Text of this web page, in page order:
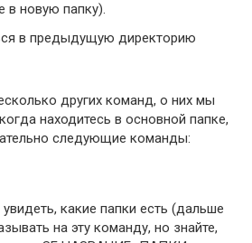
в новую папку).
в предыдущую директорию
других команд, о них мы
находитесь в основной папке,
следующие команды:
какие папки есть (дальше
на эту команду, но знайте,